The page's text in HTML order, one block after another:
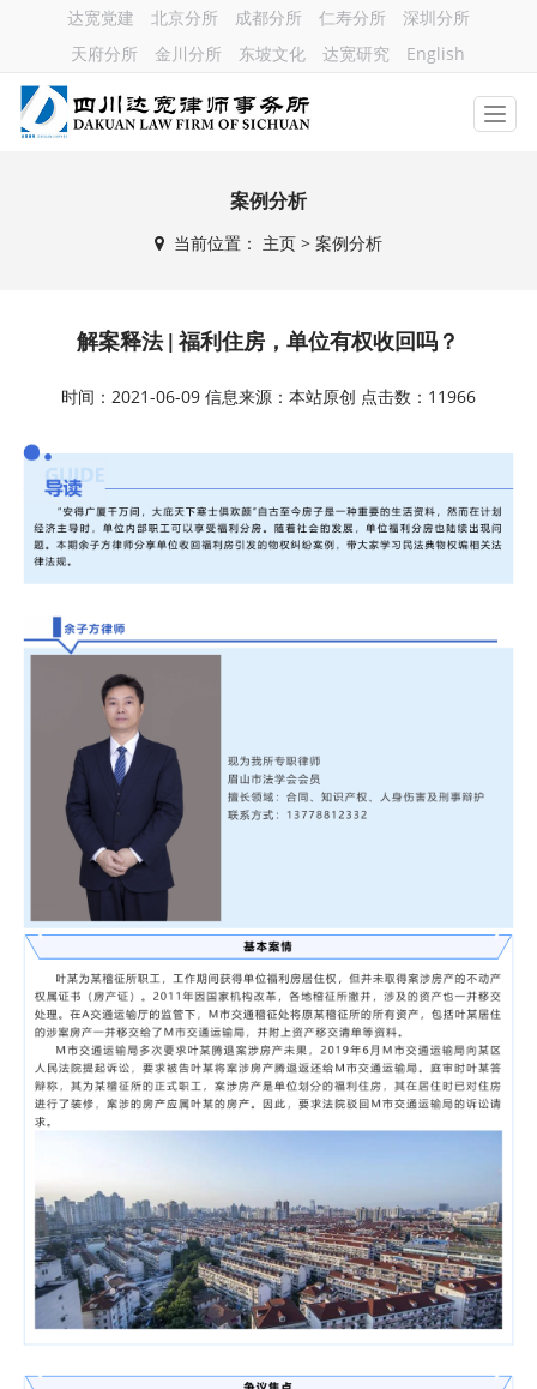
达宽党建 北京分所 成都分所 仁寿分所
深圳分所
天府分所
金川分所 东坡文化 达宽研究 English
案例分析
当前位置： 主页> 案例分析
解案释法 | 福利住房，单位有权收回吗？
时间：2021-06-09 信息来源：本站原创 点击数：11966